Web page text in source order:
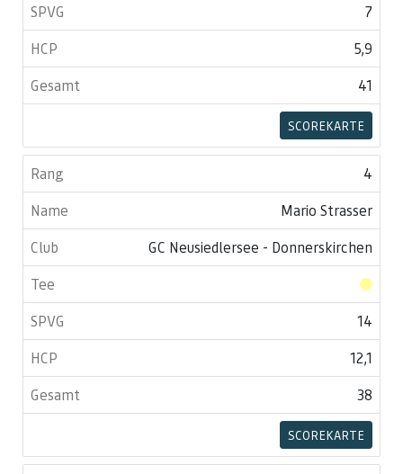
7
5,9
41
SCOREKARTE
4
Mario Strasser
GC Neusiedlersee - Donnerskirchen
14
12,1
38
SCOREKARTE